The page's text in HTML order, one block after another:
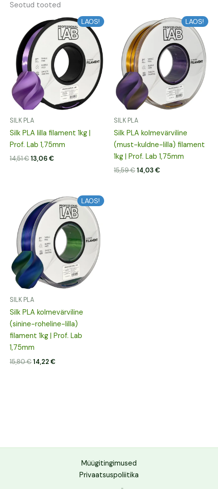
Seotud tooted
LAOS!
SILK PLA
Silk PLA lilla filament 1kg |
Prof. Lab 1,75mm
14,51€
Algne
hind
oli:
14,51 €.
13,06 €
Praegune
hind
on:
13,06 €.
LAOS!
SILK PLA
Silk PLA kolmevärviline
(must-kuldne-lilla) filament
1kg | Prof. Lab 1,75mm
15,59€
Algne
hind
oli:
15,59 €.
14,03 €
Praegune
hind
on:
14,03 €.
LAOS!
SILK PLA
Silk PLA kolmevärviline
(sinine-roheline-lilla)
filament 1kg | Prof. Lab
1,75mm
15,80€
Algne
hind
oli:
15,80 €.
14,22 €
Praegune
hind
on:
14,22 €.
Müügitingimused
Privaatsuspoliitika